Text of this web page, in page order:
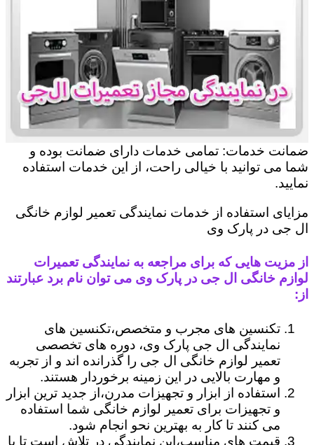
ضمانت خدمات: تمامی خدمات دارای ضمانت بوده و
شما می توانید با خیالی راحت، از این خدمات استفاده
نمایید.
مزایای استفاده از خدمات نمایندگی تعمیر لوازم خانگی
ال جی در پارک وی
از مزیت هایی که برای مراجعه به نمایندگی تعمیرات
لوازم خانگی ال جی در پارک وی می توان نام برد عبارتند
از:
تکنسین های مجرب و متخصص،تکنسین های
نمایندگی ال جی پارک وی، دوره های تخصصی
تعمیر لوازم خانگی ال جی را گذرانده اند و از تجربه
و مهارت بالایی در این زمینه برخوردار هستند.
استفاده از ابزار و تجهیزات مدرن،از جدید ترین ابزار
و تجهیزات برای تعمیر لوازم خانگی شما استفاده
می کنند تا کار به بهترین نحو انجام شود.
قیمت های مناسب،این نمایندگی در تلاش است تا با